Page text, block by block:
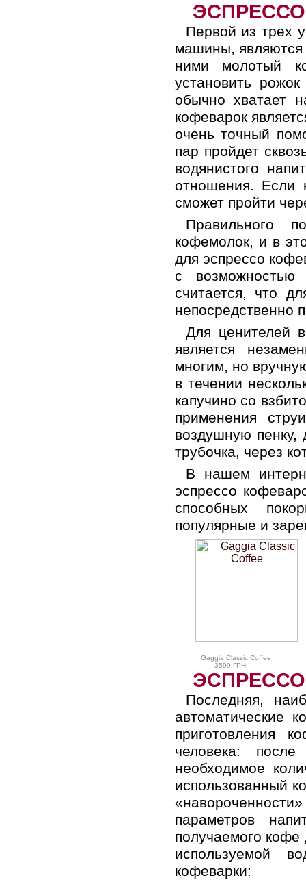
Первой из трех
машины, являются
ними молотый
установить
обычно хватает
кофеварок
очень точный
пар пройдет
водянистого
отношения. Если
сможет пройти
Правильного
кофемолок, и в
для эспрессо
с
считается, что
непосредственно
Для ценителей
является
многим, но
в течении
капучино со
применения
воздушную пенку,
трубочка, через
В нашем
эспрессо
способных
популярные и
Gaggia Classic Coffee
3599 ГРН
Последняя,
автоматические
приготовления
человека:
необходимое
использованный
параметров
получаемого кофе
используемой
кофеварки: